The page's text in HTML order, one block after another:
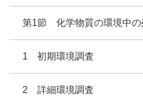
第1節 化学物質の環境中の
1 初期環境調査
2 詳細環境調査